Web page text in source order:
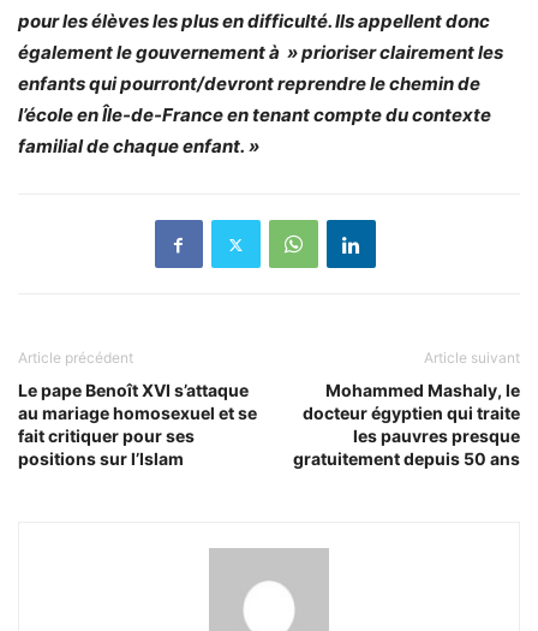
pour les élèves les plus en difficulté. Ils appellent donc
également le gouvernement à » prioriser clairement les
enfants qui pourront/devront reprendre le chemin de
l’école en Île-de-France en tenant compte du contexte
familial de chaque enfant. »
Article précédent
Le pape Benoît XVI s’attaque
au mariage homosexuel et se
fait critiquer pour ses
positions sur l’Islam
Article suivant
Mohammed Mashaly, le
docteur égyptien qui traite
les pauvres presque
gratuitement depuis 50 ans